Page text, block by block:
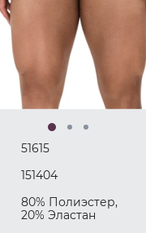
51615
151404
80% Полиэстер,
20% Эластан